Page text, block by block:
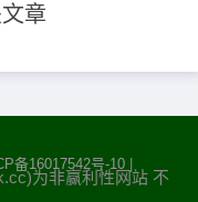
章
备16017542号-10|
为非赢利性网站 不